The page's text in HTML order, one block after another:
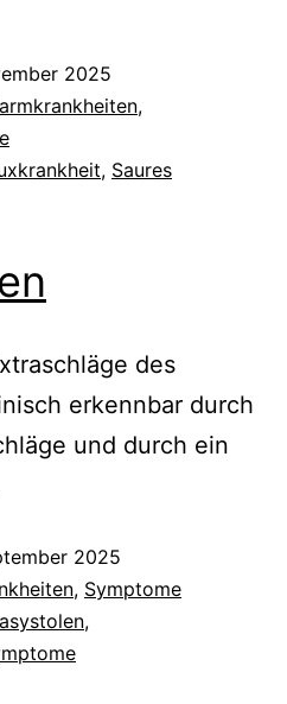
2025
,
, Saures
des
erkennbar durch
und durch ein
2025
, Symptome
,